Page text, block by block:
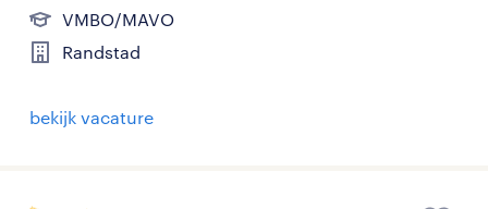
VMBO/MAVO
Randstad
bekijk vacature